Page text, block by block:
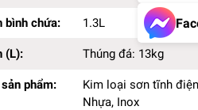
bình chứa: 1.3L
(L): Thúng đá: 13kg
phẩm:
Kim loại sơn tĩnh
Nhựa, Inox